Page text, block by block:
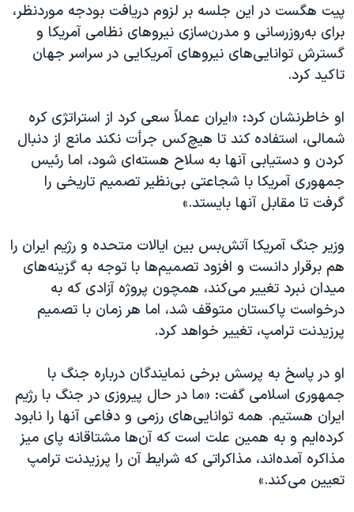
پیت هگست در این جلسه بر لزوم دریافت بودجه موردنظر،
برای به‌روز‌رسانی و مدرن‌سازی نیروهای نظامی آمریکا و
گسترش توانایی‌های نیروهای آمریکایی در سراسر جهان
تاکید کرد.
او خاطرنشان کرد: «ایران عملاً سعی کرد از استراتژی کره
شمالی، استفاده کند تا هیچ‌کس جرأت نکند مانع از دنبال
کردن و دستیابی آنها به سلاح هسته‌ای شود، اما رئیس
جمهوری آمریکا با شجاعتی بی‌نظیر تصمیم تاریخی را
گرفت تا مقابل آنها بایستد.»
وزیر جنگ آمریکا آتش‌بس بین ایالات متحده و رژیم ایران را
هم برقرار دانست و افزود تصمیم‌ها با توجه به گزینه‌های
میدان نبرد تغییر می‌کند، همچون پروژه آزادی که به
درخواست پاکستان متوقف شد، اما هر زمان با تصمیم
پرزیدنت ترامپ، تغییر خواهد کرد.
او در پاسخ به پرسش برخی نمایندگان درباره جنگ با
جمهوری اسلامی گفت: «ما در حال پیروزی در جنگ با رژیم
ایران هستیم. همه توانایی‎‌‌های رزمی و دفاعی آنها را نابود
کرده‌ایم و به همین علت است که آن‌ها مشتاقانه پای میز
مذاکره آمده‌اند، مذاکراتی که شرایط آن‌ را پرزیدنت ترامپ
تعیین می‌کند.»